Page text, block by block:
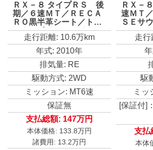
ＲＸ－８ タイプＲＳ 後
期／６速ＭＴ／ＲＥＣＡ
ＲＯ黒半革シート／トラ
ンクスポイラー／イクリ
プスナビ／地デジ／Ｂｌ
ｕｅｔｏｏｔｈ／ＥＴＣ
／バックカメラ／スマー
トキー／ＨＩＤオートラ
イト／純正ＡＷ
走行距離: 10.6万km
年式: 2010年
排気量: RE
駆動方式: 2WD
ミッション: MT6速
保証無
支払総額: 147万円
本体価格: 133.8万円
諸費用: 13.2万円
ＲＸ－
速ＭＴ
ＳＥサ
ロシー
リング
ラー／
ト／純
純正ＡＷ
走行
駆
ミッ
[保証付]
支払
本体